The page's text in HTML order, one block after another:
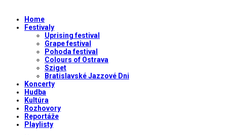
Home
Festivaly
Uprising festival
Grape festival
Pohoda festival
Colours of Ostrava
Sziget
Bratislavské Jazzové Dni
Koncerty
Hudba
Kultúra
Rozhovory
Reportáže
Playlisty